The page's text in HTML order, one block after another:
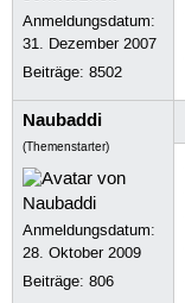
Anmeldungsdatum:
31. Dezember 2007
Beiträge:8502
Naubaddi
(Themenstarter)
Anmeldungsdatum:
28. Oktober 2009
Beiträge:806